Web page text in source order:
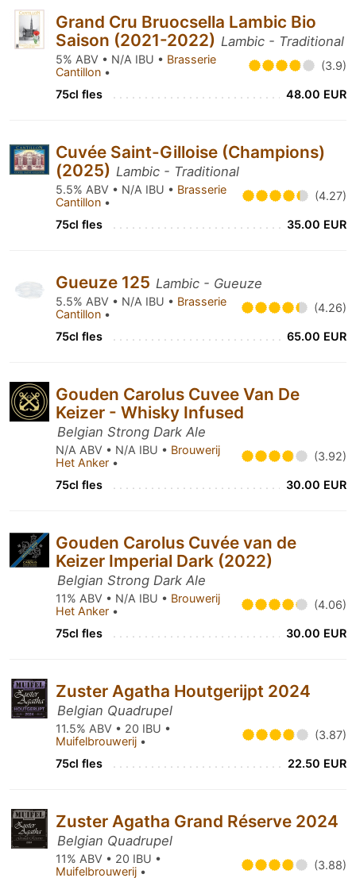
Grand Cru Bruocsella Lambic Bio
Saison (2021-2022) Lambic - Traditional
5% ABV • N/A IBU • Brasserie
Cantillon • (3.9)
75cl fles 48.00 EUR
Cuvée Saint-Gilloise (Champions)
(2025) Lambic - Traditional
5.5% ABV • N/A IBU • Brasserie
Cantillon • (4.27)
75cl fles 35.00 EUR
Gueuze 125 Lambic - Gueuze
5.5% ABV • N/A IBU • Brasserie
Cantillon • (4.26)
75cl fles 65.00 EUR
Gouden Carolus Cuvee Van De
Keizer - Whisky Infused
Belgian Strong Dark Ale
N/A ABV • N/A IBU • Brouwerij
Het Anker • (3.92)
75cl fles 30.00 EUR
Gouden Carolus Cuvée van de
Keizer Imperial Dark (2022)
Belgian Strong Dark Ale
11% ABV • N/A IBU • Brouwerij
Het Anker • (4.06)
75cl fles 30.00 EUR
Zuster Agatha Houtgerijpt 2024
Belgian Quadrupel
11.5% ABV • 20 IBU •
Muifelbrouwerij • (3.87)
75cl fles 22.50 EUR
Zuster Agatha Grand Réserve 2024
Belgian Quadrupel
11% ABV • 20 IBU •
Muifelbrouwerij • (3.88)